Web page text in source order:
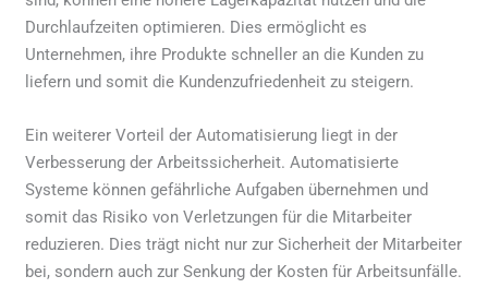
Durchlaufzeiten optimieren. Dies ermöglicht es
Unternehmen, ihre Produkte schneller an die Kunden zu
liefern und somit die Kundenzufriedenheit zu steigern.
Ein weiterer Vorteil der Automatisierung liegt in der
Verbesserung der Arbeitssicherheit. Automatisierte
Systeme können gefährliche Aufgaben übernehmen und
somit das Risiko von Verletzungen für die Mitarbeiter
reduzieren. Dies trägt nicht nur zur Sicherheit der Mitarbeiter
bei, sondern auch zur Senkung der Kosten für Arbeitsunfälle.